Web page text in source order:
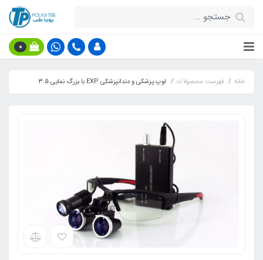
0
خانه فهرست محصولات لوپ پزشکی و دندانپزشکی EXP با بزرگ نمایی 3.5